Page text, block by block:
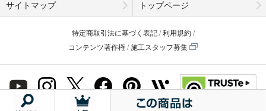
サイトマップ トップページ
特定商取引法に基づく表記
利用規約
コンテンツ著作権
施工スタッフ募集